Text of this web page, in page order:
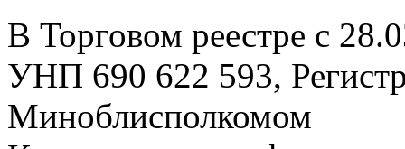
В Торговом реестре с
УНП 690 622 593,
Миноблисполкомом